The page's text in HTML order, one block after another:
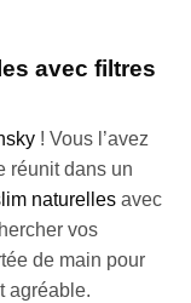
avec filtres
! Vous l’avez
réunit dans un
naturelles avec
vos
de main pour
agréable.